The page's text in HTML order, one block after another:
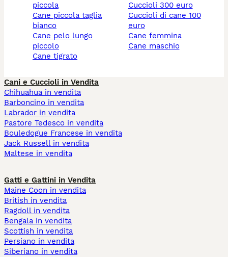
piccola
cane piccola taglia
bianco
cane pelo lungo
piccolo
cane tigrato
cuccioli 300 euro
cuccioli di cane 100
euro
cane femmina
cane maschio
Cani e Cuccioli in Vendita
Chihuahua in vendita
Barboncino in vendita
Labrador in vendita
Pastore Tedesco in vendita
Bouledogue Francese in vendita
Jack Russell in vendita
Maltese in vendita
Gatti e Gattini in Vendita
Maine Coon in vendita
British in vendita
Ragdoll in vendita
Bengala in vendita
Scottish in vendita
Persiano in vendita
Siberiano in vendita